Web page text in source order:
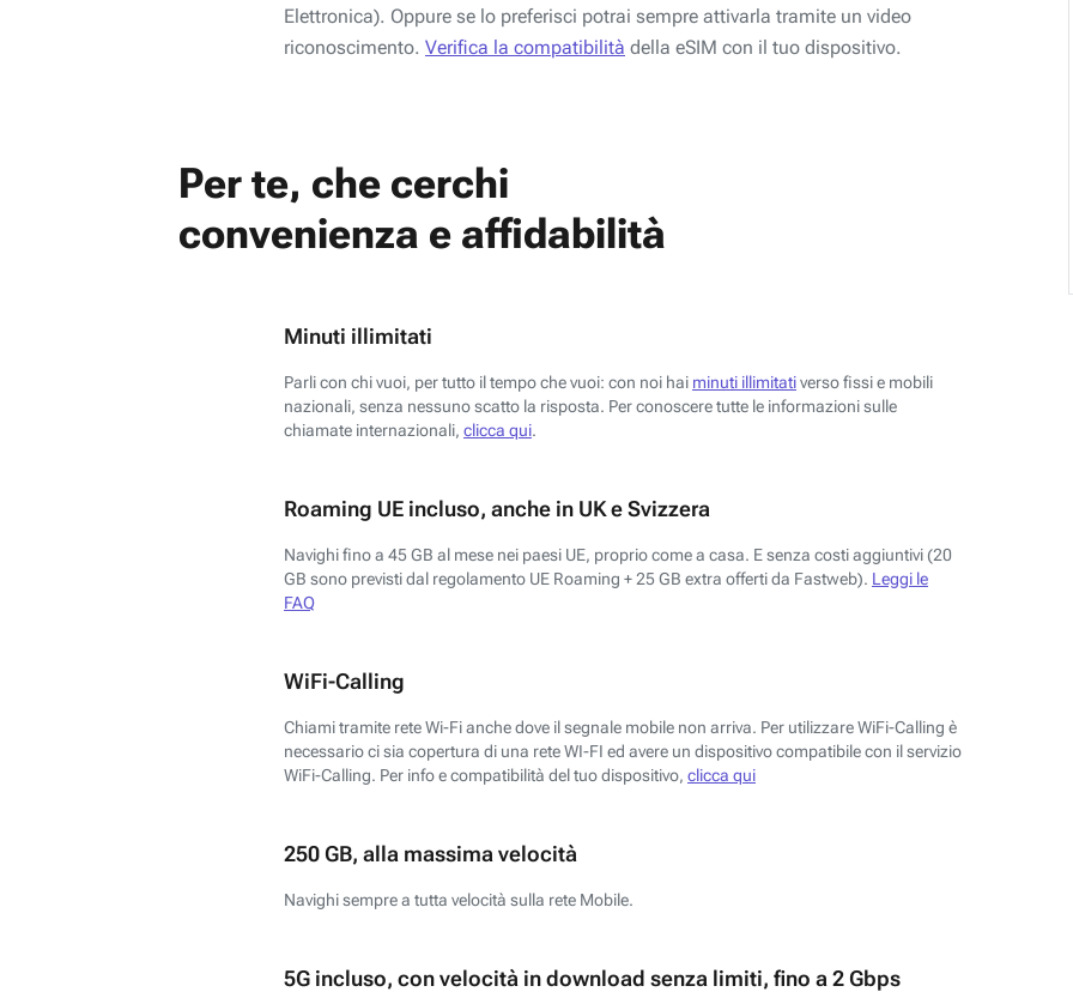
Elettronica). Oppure se lo preferisci potrai sempre attivarla tramite un video
riconoscimento. Verifica la compatibilità della eSIM con il tuo dispositivo.
Per te, che cerchi
convenienza e affidabilità
Minuti illimitati
Parli con chi vuoi, per tutto il tempo che vuoi: con noi hai minuti illimitativerso fissi e mobili
nazionali, senza nessuno scatto la risposta. Per conoscere tutte le informazioni sulle
chiamate internazionali, clicca qui.
Roaming UE incluso, anche in UK e Svizzera
Navighi fino a 45 GB al mese nei paesi UE, proprio come a casa. E senza costi aggiuntivi (20
GB sono previsti dal regolamento UE Roaming + 25 GB extra offerti da Fastweb). Leggi le
FAQ
WiFi-Calling
Chiami tramite rete Wi-Fi anche dove il segnale mobile non arriva. Per utilizzare WiFi-Calling è
necessario ci sia copertura di una rete WI-FI ed avere un dispositivo compatibile con il servizio
WiFi-Calling. Per info e compatibilità del tuo dispositivo, clicca qui
250 GB, alla massima velocità
Navighi sempre a tutta velocità sulla rete Mobile.
5G incluso, con velocità in download senza limiti, fino a 2 Gbps